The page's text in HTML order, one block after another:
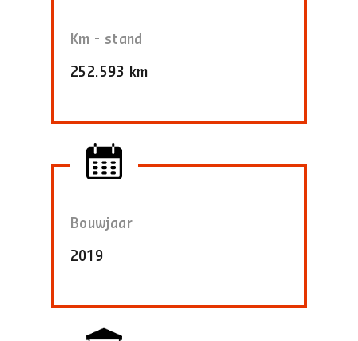
Km - stand
252.593 km
Bouwjaar
2019